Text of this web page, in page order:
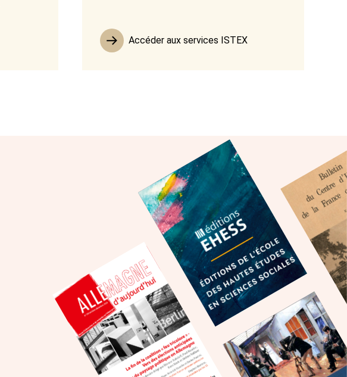
Accéder aux services ISTEX